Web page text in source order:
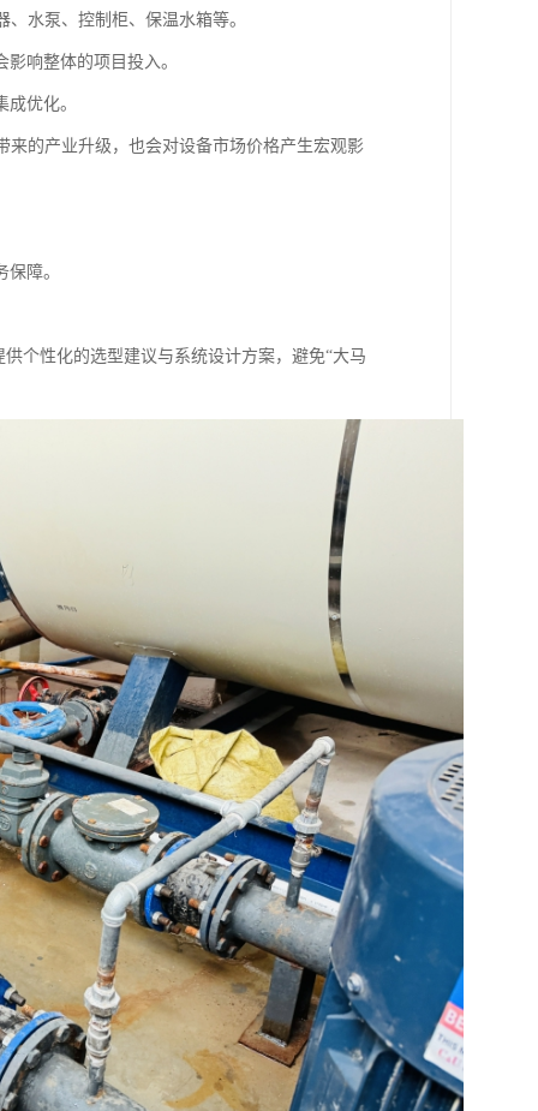
水泵、控制柜、保温水箱等。
响整体的项目投入。
优化。
的产业升级，也会对设备市场价格产生宏观影
障。
个性化的选型建议与系统设计方案，避免“大马